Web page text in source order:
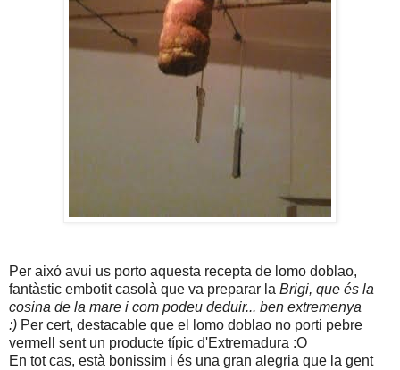
Per aixó avui us porto aquesta recepta de lomo doblao,
fantàstic embotit casolà que va preparar la Brigi, que és la
cosina de la mare i com podeu deduir... ben extremenya
:) Per cert, destacable que el lomo doblao no porti pebre
vermell sent un producte típic d'Extremadura :O
En tot cas, està bonissim i és una gran alegria que la gent